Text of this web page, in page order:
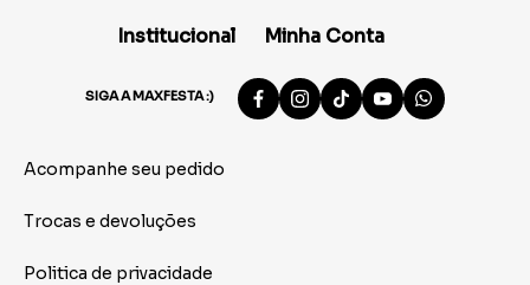
Institucional Minha Conta
SIGA A MAXFESTA :)
Acompanhe seu pedido
Trocas e devoluções
Politica de privacidade